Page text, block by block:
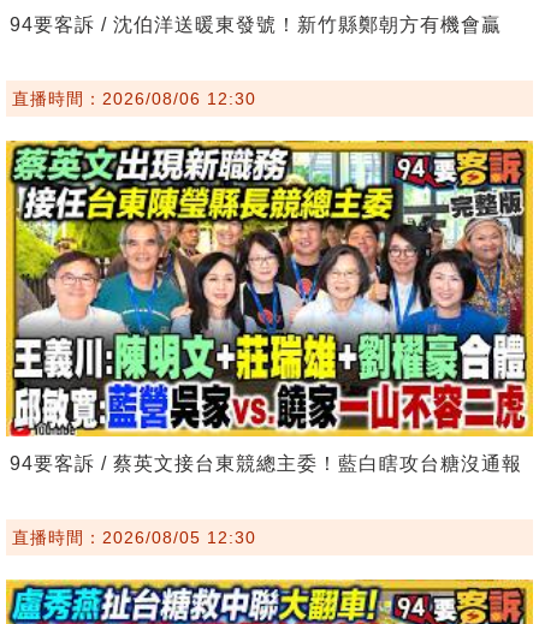
94要客訴 / 沈伯洋送暖東發號！新竹縣鄭朝方有機會贏
直播時間：2026/08/06 12:30
94要客訴 / 蔡英文接台東競總主委！藍白瞎攻台糖沒通報
直播時間：2026/08/05 12:30